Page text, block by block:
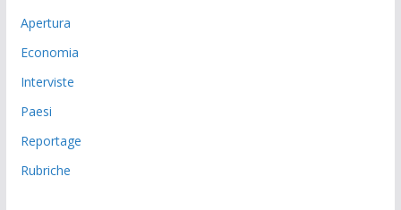
Apertura
Economia
Interviste
Paesi
Reportage
Rubriche